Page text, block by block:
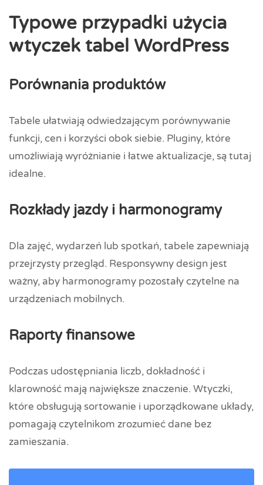
Typowe przypadki użycia
wtyczek tabel WordPress
Porównania produktów
Tabele ułatwiają odwiedzającym porównywanie
funkcji, cen i korzyści obok siebie. Pluginy, które
umożliwiają wyróżnianie i łatwe aktualizacje, są tutaj
idealne.
Rozkłady jazdy i harmonogramy
Dla zajęć, wydarzeń lub spotkań, tabele zapewniają
przejrzysty przegląd. Responsywny design jest
ważny, aby harmonogramy pozostały czytelne na
urządzeniach mobilnych.
Raporty finansowe
Podczas udostępniania liczb, dokładność i
klarowność mają największe znaczenie. Wtyczki,
które obsługują sortowanie i uporządkowane układy,
pomagają czytelnikom zrozumieć dane bez
zamieszania.